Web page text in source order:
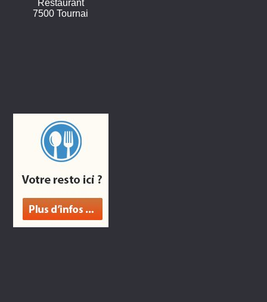
Restaurant
7500 Tournai